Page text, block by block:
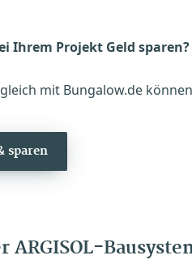
Ihrem Projekt Geld sparen?
mit Bungalow.de
sparen
ARGISOL-